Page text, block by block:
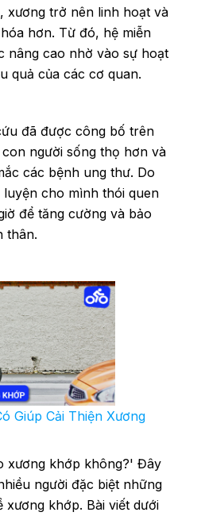
xương trở nên linh hoạt và
hơn. Từ đó, hệ miễn
nâng cao nhờ vào sự hoạt
quả của các cơ quan.
đã được công bố trên
người sống thọ hơn và
các bệnh ung thư. Do
cho mình thói quen
để tăng cường và bảo
thân.
Giúp Cải Thiện Xương
xương khớp không?' Đây
người đặc biệt những
xương khớp. Bài viết dưới